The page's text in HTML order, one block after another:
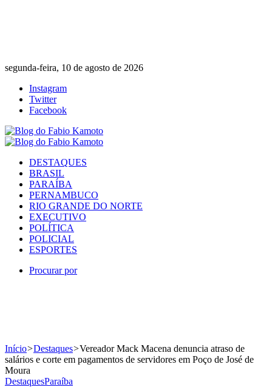
segunda-feira, 10 de agosto de 2026
Instagram
Twitter
Facebook
DESTAQUES
BRASIL
PARAÍBA
PERNAMBUCO
RIO GRANDE DO NORTE
EXECUTIVO
POLÍTICA
POLICIAL
ESPORTES
Procurar por
Início>Destaques>Vereador Mack Macena denuncia atraso de
salários e corte em pagamentos de servidores em Poço de José de
Moura
DestaquesParaíba